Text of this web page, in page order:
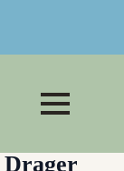
Drager